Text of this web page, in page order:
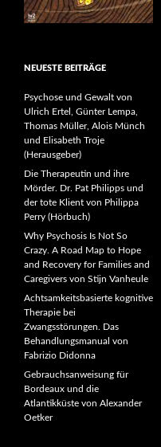
NEUESTE BEITRÄGE
Psychose und Gewalt von
Ulrich Ertel, Günter Lempa,
Thomas Müller, Alois Münch
und Elisabeth Troje
(Herausgeber)
Die Therapeutin und ihre
Mörder. Dr. Pat Philipps und
der tote Klient von Philippa
Perry (Hörbuch)
Why Psychosis Is Not So
Crazy. A Road Map to Hope
and Recovery for Families and
Caregivers von Stijn Vanheule
Achtsamkeitsbasierte kognitive
Therapie bei
Zwangsstörungen. Das
Behandlungsmanual von
Fabrizio Didonna
Gebrauchsanweisung für
Bordeaux und die
Atlantikküste von Alexander
Oetker